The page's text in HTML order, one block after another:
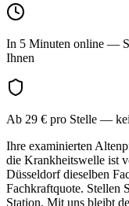
In 5 Minuten online —
Ihnen
Ab 29 € pro Stelle —
Ihre examinierten
die Krankheitswelle ist
Düsseldorf dieselben
Fachkraftquote. Stellen
Station. Mit uns bleibt